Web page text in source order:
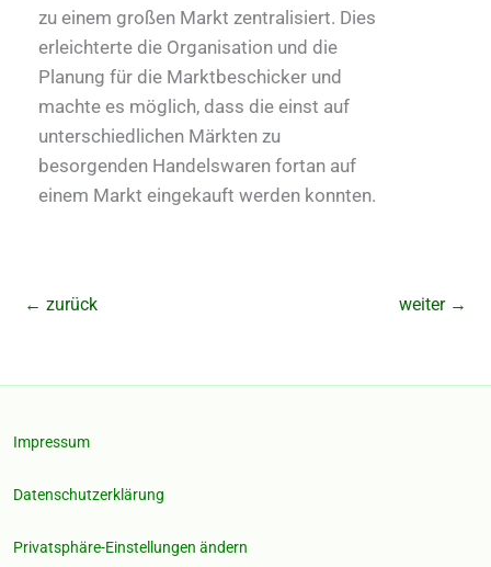
zu einem großen Markt zentralisiert. Dies
erleichterte die Organisation und die
Planung für die Marktbeschicker und
machte es möglich, dass die einst auf
unterschiedlichen Märkten zu
besorgenden Handelswaren fortan auf
einem Markt eingekauft werden konnten.
← zurück weiter →
Impressum
Datenschutzerklärung
Privatsphäre-Einstellungen ändern